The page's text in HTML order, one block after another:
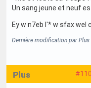
Un sang jeune et neuf
Ey w n7eb l'* w sfax wel
Dernière modification par
Plus